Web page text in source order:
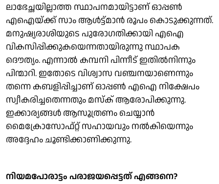
ലാഭേച്ഛയില്ലാത്ത സ്ഥാപനമായിട്ടാണ് ഓപ്പൺ
എഐയ്ക്ക് സാം ആൾട്ട്മാൻ രൂപം കൊടുക്കുന്നത്.
മനുഷ്യരാശിയുടെ പുരോഗതിക്കായി എഐ
വികസിപ്പിക്കുകയെന്നതായിരുന്നു സ്ഥാപക
ദൌത്യം. എന്നാൽ കമ്പനി പിന്നീട് ഇതിൽനിന്നും
പിന്മാറി. ഇതോടെ വിശ്വാസ വഞ്ചനയാണെന്നും
തന്നെ കബളിപ്പിച്ചാണ് ഓപ്പൺ എഐ നിക്ഷേപം
സ്വീകരിച്ചതെന്നതും മസ്ക് ആരോപിക്കുന്നു.
ഇക്കാര്യങ്ങള്‍ ആസൂത്രണം ചെയ്യാന്‍
മൈക്രോസോഫ്റ്റ് സഹായവും നൽകിയെന്നും
അദ്ദേഹം ചൂണ്ടിക്കാണിക്കുന്നു.
നിയമപോരാട്ടം പരാജയപ്പെട്ടത് എങ്ങനെ?